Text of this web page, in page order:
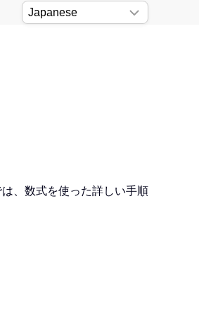
、数式を使った詳しい手順